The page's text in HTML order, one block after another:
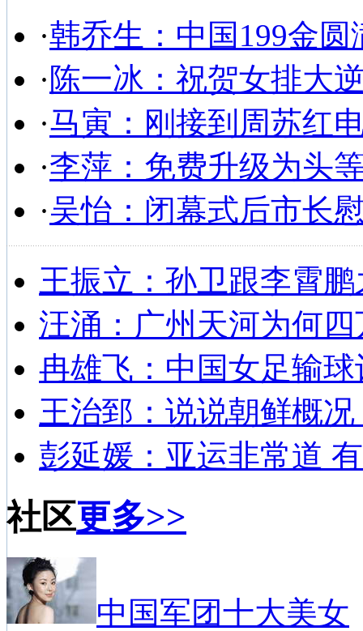
·韩乔生：中国199金圆
·陈一冰：祝贺女排大
·马寅：刚接到周苏红
·李萍：免费升级为头
·吴怡：闭幕式后市长
王振立：孙卫跟李霄
汪涌：广州天河为何
冉雄飞：中国女足输
王治郅：说说朝鲜概
彭延媛：亚运非常道
社区更多>>
中国军团十大美女